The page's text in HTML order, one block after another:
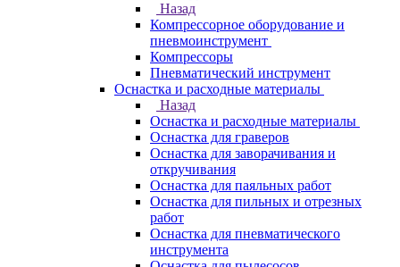
Назад
Компрессорное оборудование и
пневмоинструмент
Компрессоры
Пневматический инструмент
Оснастка и расходные материалы
Назад
Оснастка и расходные материалы
Оснастка для граверов
Оснастка для заворачивания и
откручивания
Оснастка для паяльных работ
Оснастка для пильных и отрезных
работ
Оснастка для пневматического
инструмента